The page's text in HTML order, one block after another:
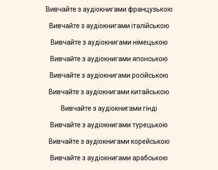
Вивчайте з аудіокнигами французькою
Вивчайте з аудіокнигами італійською
Вивчайте з аудіокнигами німецькою
Вивчайте з аудіокнигами японською
Вивчайте з аудіокнигами російською
Вивчайте з аудіокнигами китайською
Вивчайте з аудіокнигами гінді
Вивчайте з аудіокнигами турецькою
Вивчайте з аудіокнигами корейською
Вивчайте з аудіокнигами арабською